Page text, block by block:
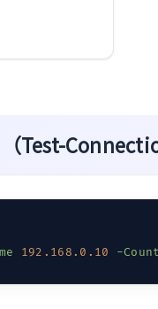
Test-
192.168.0 .10 -Count